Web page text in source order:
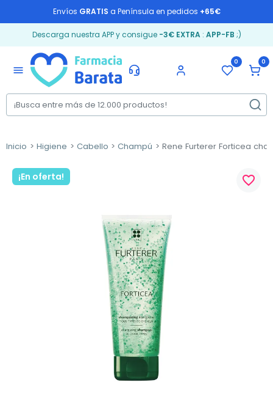
Envíos GRATIS a Península en pedidos +65€
Descarga nuestra APP y consigue -3€ EXTRA: APP-FB ;)
menu
0 0
Inicio Higiene Cabello Champú Rene Furterer Forticea
¡En oferta! favorite_border